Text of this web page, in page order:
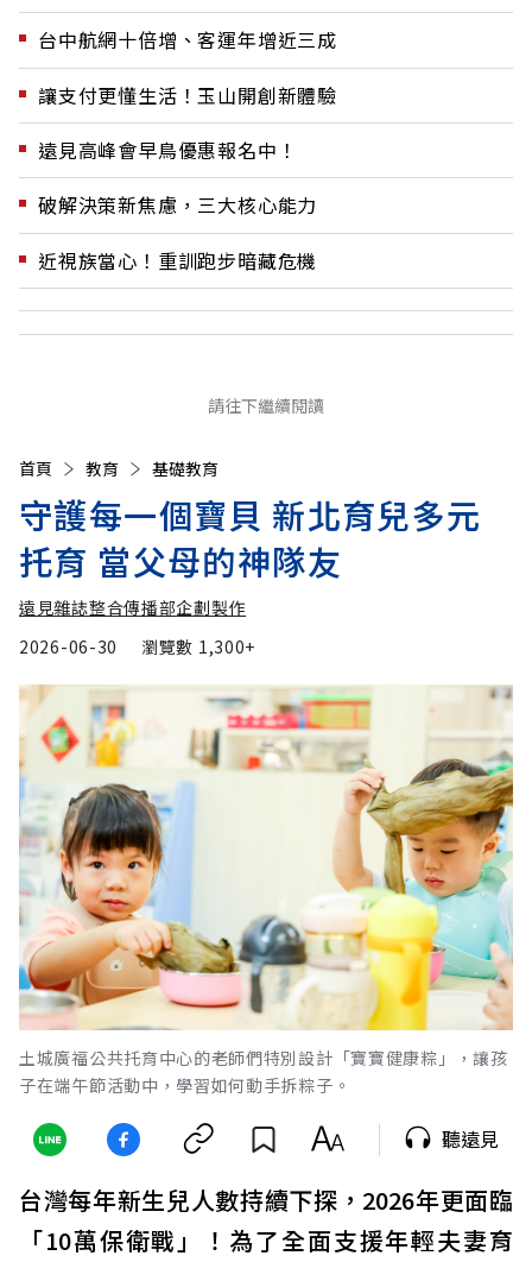
台中航網十倍增、客運年增近三成
讓支付更懂生活！玉山開創新體驗
遠見高峰會早鳥優惠報名中！
破解決策新焦慮，三大核心能力
近視族當心！重訓跑步暗藏危機
請往下繼續閱讀
首頁 教育 基礎教育
守護每一個寶貝 新北育兒多元
托育 當父母的神隊友
遠見雜誌整合傳播部企劃製作
2026-06-30
瀏覽數 1,300+
土城廣福公共托育中心的老師們特別設計「寶寶健康粽」，讓孩
子在端午節活動中，學習如何動手拆粽子。
聽遠見
台灣每年新生兒人數持續下探，2026年更面臨
「10萬保衛戰」！為了全面支援年輕夫妻育